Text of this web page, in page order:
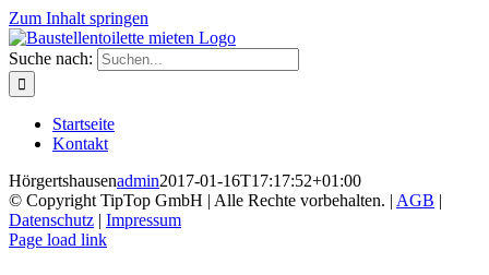
Zum Inhalt springen
Suche nach:
Startseite
Kontakt
Hörgertshausenadmin2017-01-16T17:17:52+01:00
© Copyright TipTop GmbH | Alle Rechte vorbehalten. | AGB |
Datenschutz | Impressum
Page load link